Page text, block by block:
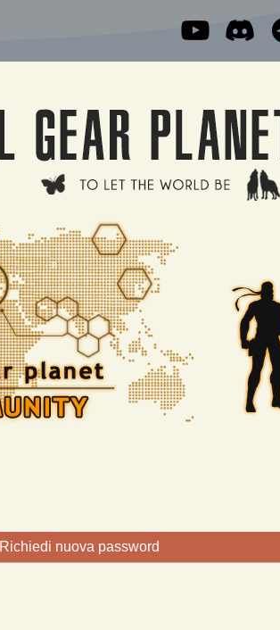
Richiedi nuova password